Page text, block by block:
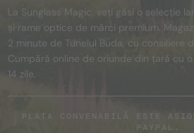
La Sunglass Magic, veți găsi o selecție
și rame optice de mărci premium.
2 minute de Tunelul Buda, cu consiliere
Cumpără online de oriunde din țară cu
14 zile.
PLATA CONVENABILĂ ESTE
PAYPAL.